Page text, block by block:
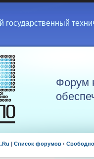
государственный
Форум
| Список форумов ‹